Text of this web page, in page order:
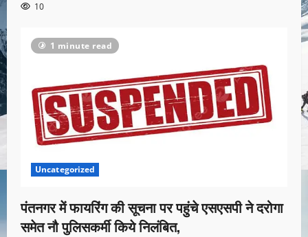
10
1 minute read
Uncategorized
पंतनगर में फायरिंग की सूचना पर पहुंचे एसएसपी ने दरोगा
समेत नौ पुलिसकर्मी किये निलंबित,